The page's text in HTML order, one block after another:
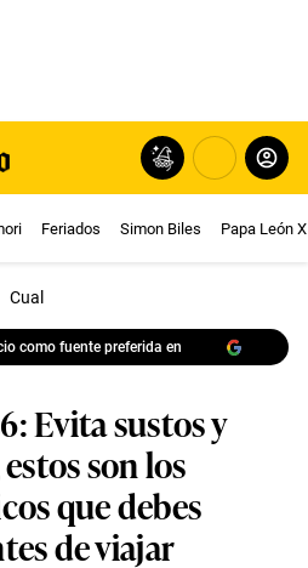
Feriados Simon Biles Papa León
Cual
como fuente preferida en
Evita sustos y
son los
que debes
de viajar